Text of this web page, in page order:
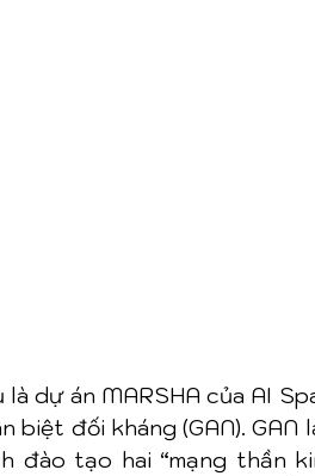
dự án MARSHA của AI
biệt đối kháng (GAN).
đào tạo hai “mạng thần